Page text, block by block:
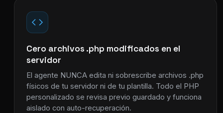
Cero archivos .php modificados en el
servidor
El agente NUNCA edita ni sobrescribe archivos .php
físicos de tu servidor ni de tu plantilla. Todo el PHP
personalizado se revisa previo guardado y funciona
aislado con auto-recuperación.